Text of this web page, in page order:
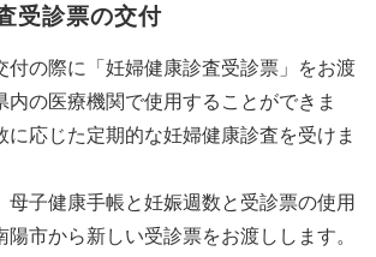
受診票の交付
付の際に「妊婦健康診査受診票」をお渡
内の医療機関で使用することができま
に応じた定期的な妊婦健康診査を受けま
母子健康手帳と妊娠週数と受診票の使用
市から新しい受診票をお渡しします。